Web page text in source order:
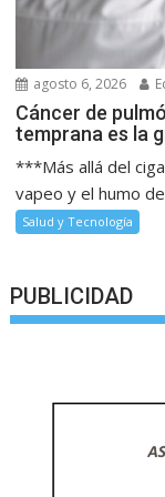
agosto 6, 2026
Cáncer de
temprana es la
***Más allá del
vapeo y el humo
Salud y Tecnología
PUBLICIDAD